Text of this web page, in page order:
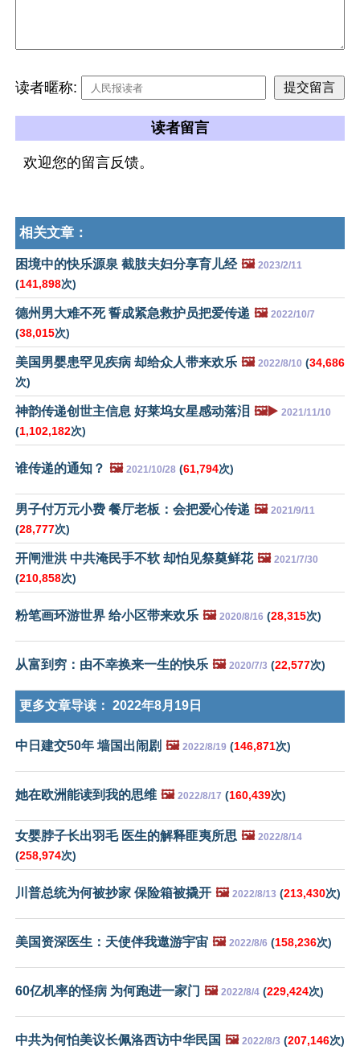
读者暱称:
读者留言
欢迎您的留言反馈。
相关文章：
困境中的快乐源泉 截肢夫妇分享育儿经 🖼️ 2023/2/11
(141,898次)
德州男大难不死 誓成紧急救护员把爱传递 🖼️ 2022/10/7
(38,015次)
美国男婴患罕见疾病 却给众人带来欢乐 🖼️ 2022/8/10 (34,686
次)
神韵传递创世主信息 好莱坞女星感动落泪 🖼️▶️ 2021/11/10
(1,102,182次)
谁传递的通知？ 🖼️ 2021/10/28 (61,794次)
男子付万元小费 餐厅老板：会把爱心传递 🖼️ 2021/9/11
(28,777次)
开闸泄洪 中共淹民手不软 却怕见祭奠鲜花 🖼️ 2021/7/30
(210,858次)
粉笔画环游世界 给小区带来欢乐 🖼️ 2020/8/16 (28,315次)
从富到穷：由不幸换来一生的快乐 🖼️ 2020/7/3 (22,577次)
更多文章导读： 2022年8月19日
中日建交50年 墙国出闹剧 🖼️ 2022/8/19 (146,871次)
她在欧洲能读到我的思维 🖼️ 2022/8/17 (160,439次)
女婴脖子长出羽毛 医生的解释匪夷所思 🖼️ 2022/8/14
(258,974次)
川普总统为何被抄家 保险箱被撬开 🖼️ 2022/8/13 (213,430次)
美国资深医生：天使伴我遨游宇宙 🖼️ 2022/8/6 (158,236次)
60亿机率的怪病 为何跑进一家门 🖼️ 2022/8/4 (229,424次)
中共为何怕美议长佩洛西访中华民国 🖼️ 2022/8/3 (207,146次)